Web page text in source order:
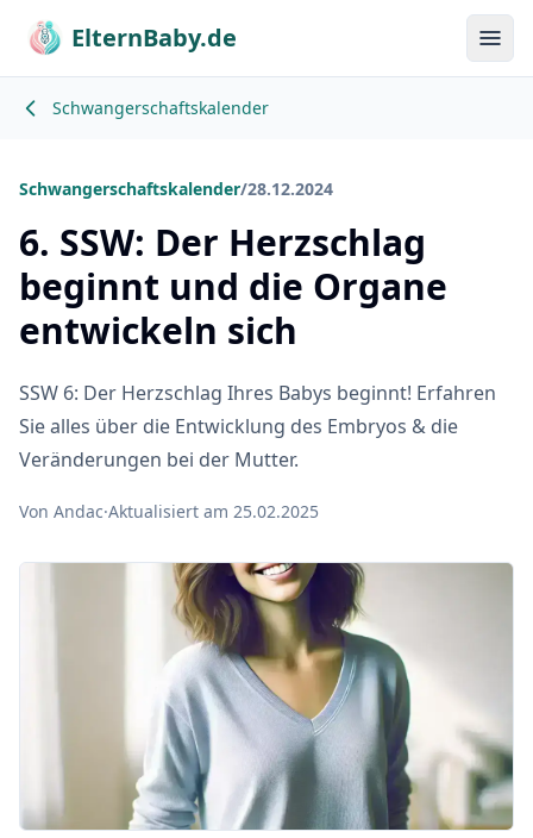
ElternBaby.de
Schwangerschaftskalender
Schwangerschaftskalender/28.12.2024
6. SSW: Der Herzschlag
beginnt und die Organe
entwickeln sich
SSW 6: Der Herzschlag Ihres Babys beginnt! Erfahren
Sie alles über die Entwicklung des Embryos & die
Veränderungen bei der Mutter.
Von Andac·Aktualisiert am 25.02.2025